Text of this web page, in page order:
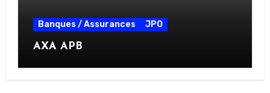
Banques / Assurances JPO
AXA APB